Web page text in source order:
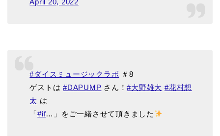
#ダイスミュージックラボ ＃8
ゲストは#DAPUMP さん！#大野雄大 #花村想
太 は
「#if…」をご一緒させて頂きました